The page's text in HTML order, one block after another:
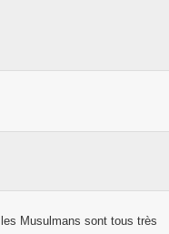
Musulmans sont tous très